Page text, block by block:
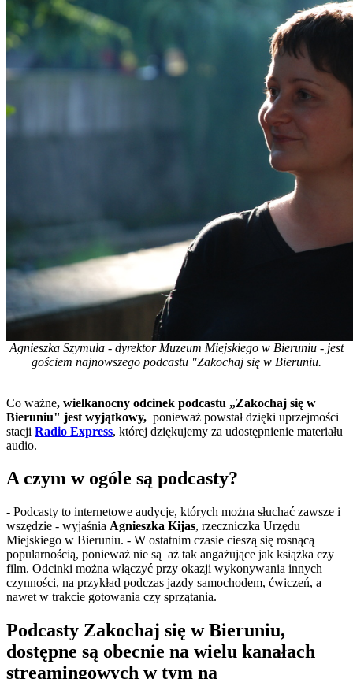
Agnieszka Szymula - dyrektor Muzeum Miejskiego w Bieruniu - jest
gościem najnowszego podcastu "Zakochaj się w Bieruniu.
Co ważne, wielkanocny odcinek podcastu „Zakochaj się w
Bieruniu" jest wyjątkowy, ponieważ powstał dzięki uprzejmości
stacji Radio Express, której dziękujemy za udostępnienie materiału
audio.
A czym w ogóle są podcasty?
- Podcasty to internetowe audycje, których można słuchać zawsze i
wszędzie - wyjaśnia Agnieszka Kijas, rzeczniczka Urzędu
Miejskiego w Bieruniu. - W ostatnim czasie cieszą się rosnącą
popularnością, ponieważ nie są aż tak angażujące jak książka czy
film. Odcinki można włączyć przy okazji wykonywania innych
czynności, na przykład podczas jazdy samochodem, ćwiczeń‍, a
nawet w trakcie gotowania czy sprzątania.
Podcasty Zakochaj się w Bieruniu,
dostępne są obecnie na wielu kanałach
streamingowych w tym na